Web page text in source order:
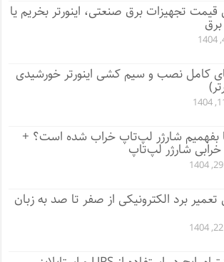
قیمت تجهیزات برق صنعتی، اینورتر بخریم یا
کامل نصب و سیم کشی اینورتر خورشیدی
بفهمیم شارژر لپ‌تاپ خراب شده است؟ +
خرابی شارژر لپ‌تاپ
تعمیر برد الکترونیکی از صفر تا صد به زبان